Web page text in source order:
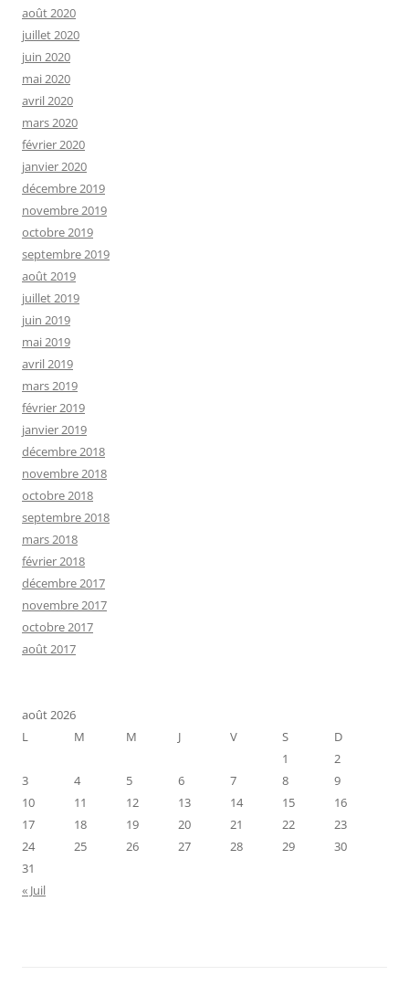
août 2020
juillet 2020
juin 2020
mai 2020
avril 2020
mars 2020
février 2020
janvier 2020
décembre 2019
novembre 2019
octobre 2019
septembre 2019
août 2019
juillet 2019
juin 2019
mai 2019
avril 2019
mars 2019
février 2019
janvier 2019
décembre 2018
novembre 2018
octobre 2018
septembre 2018
mars 2018
février 2018
décembre 2017
novembre 2017
octobre 2017
août 2017
août 2026
L
M M J V S
D
1
2
3
4 5 6 7 8
9
10
11 12 13 14 15
16
17
18 19 20 21 22
23
24
25 26 27 28 29
30
31
« Juil